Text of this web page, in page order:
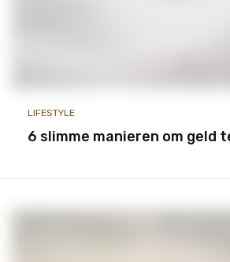
LIFESTYLE
6 slimme manieren om geld